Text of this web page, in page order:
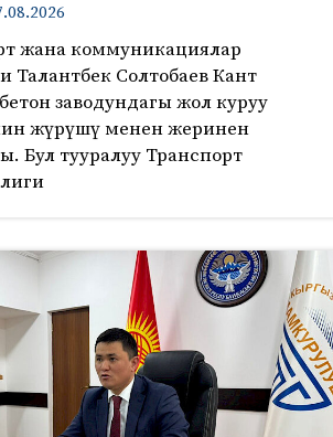
жана коммуникациялар
Талантбек Солтобаев Кант
заводундагы жол куруу
жүрүшү менен жеринен
Бул тууралуу Транспорт